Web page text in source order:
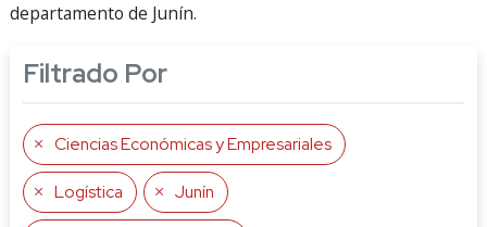
departamento de Junín.
Filtrado Por
Ciencias Económicas y Empresariales
Logística Junín